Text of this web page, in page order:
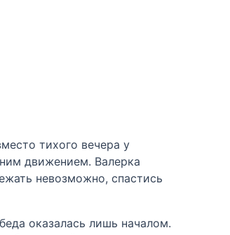
тихого вечера у
движением. Валерка
невозможно, спастись
оказалась лишь началом.